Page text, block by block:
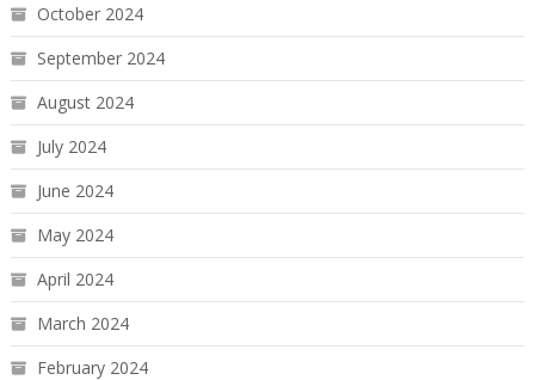
October 2024
September 2024
August 2024
July 2024
June 2024
May 2024
April 2024
March 2024
February 2024